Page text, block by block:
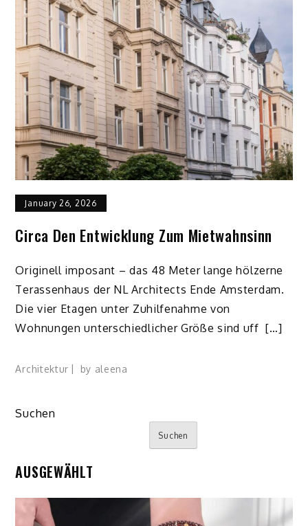
January 26, 2026
Circa Den Entwicklung Zum Mietwahnsinn
Originell imposant – das 48 Meter lange hölzerne
Terassenhaus der NL Architects Ende Amsterdam.
Die vier Etagen unter Zuhilfenahme von
Wohnungen unterschiedlicher Größe sind uff […]
Architektur by aleena
Suchen
Suchen
AUSGEWÄHLT